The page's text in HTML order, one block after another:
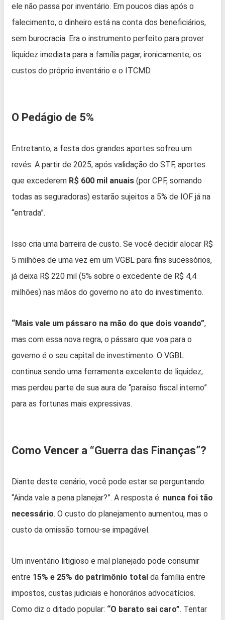
ele não passa por inventário. Em poucos dias após o
falecimento, o dinheiro está na conta dos beneficiários,
sem burocracia. Era o instrumento perfeito para prover
liquidez imediata para a família pagar, ironicamente, os
custos do próprio inventário e o ITCMD.
O Pedágio de 5%
Entretanto, a festa dos grandes aportes sofreu um
revés. A partir de 2025, após validação do STF, aportes
que excederem R$ 600 mil anuais (por CPF, somando
todas as seguradoras) estarão sujeitos a 5% de IOF já na
“entrada”.
Isso cria uma barreira de custo. Se você decidir alocar R$
5 milhões de uma vez em um VGBL para fins sucessórios,
já deixa R$ 220 mil (5% sobre o excedente de R$ 4,4
milhões) nas mãos do governo no ato do investimento.
“Mais vale um pássaro na mão do que dois voando”,
mas com essa nova regra, o pássaro que voa para o
governo é o seu capital de investimento. O VGBL
continua sendo uma ferramenta excelente de liquidez,
mas perdeu parte de sua aura de “paraíso fiscal interno”
para as fortunas mais expressivas.
Como Vencer a “Guerra das Finanças”?
Diante deste cenário, você pode estar se perguntando:
“Ainda vale a pena planejar?”. A resposta é: nunca foi tão
necessário. O custo do planejamento aumentou, mas o
custo da omissão tornou-se impagável.
Um inventário litigioso e mal planejado pode consumir
entre 15% e 25% do patrimônio total da família entre
impostos, custas judiciais e honorários advocatícios.
Como diz o ditado popular: “O barato sai caro”. Tentar